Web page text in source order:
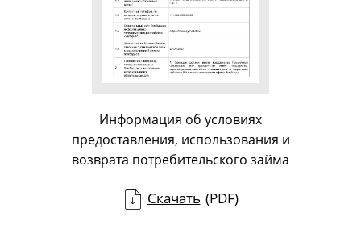
Информация об условиях
предоставления, использования и
возврата потребительского займа
Скачать